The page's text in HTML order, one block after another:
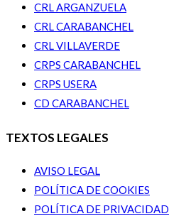
CRL ARGANZUELA
CRL CARABANCHEL
CRL VILLAVERDE
CRPS CARABANCHEL
CRPS USERA
CD CARABANCHEL
TEXTOS LEGALES
AVISO LEGAL
POLÍTICA DE COOKIES
POLÍTICA DE PRIVACIDAD